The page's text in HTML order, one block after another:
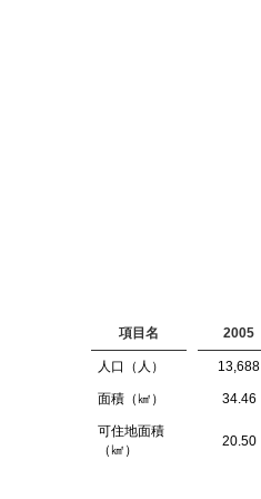
項目名 2005
人口（人） 13,688
面積（㎢） 34.46
可住地面積
（㎢）
20.50